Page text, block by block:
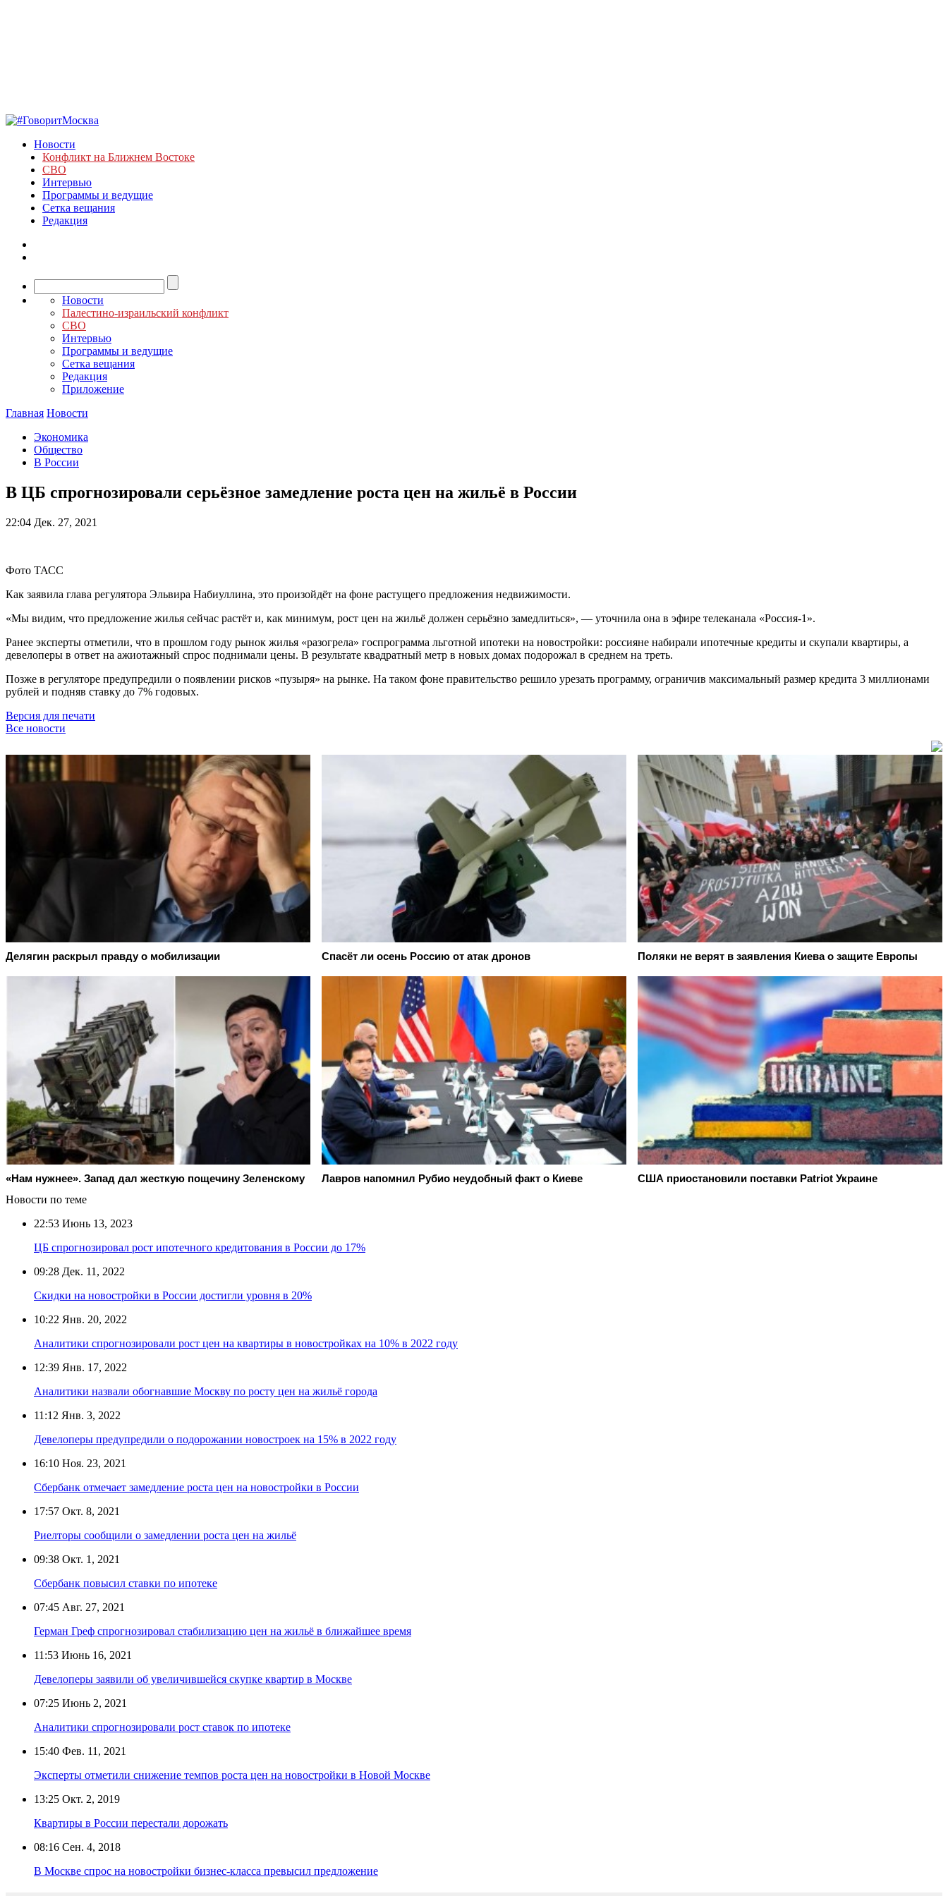
Новости
Конфликт на Ближнем Востоке
СВО
Интервью
Программы и ведущие
Сетка вещания
Редакция
Новости
Палестино-израильский конфликт
СВО
Интервью
Программы и ведущие
Сетка вещания
Редакция
Приложение
Главная Новости
Экономика
Общество
В России
В ЦБ спрогнозировали серьёзное замедление роста цен на жильё в России
22:04 Дек. 27, 2021
Фото ТАСС
Как заявила глава регулятора Эльвира Набиуллина, это произойдёт на фоне растущего предложения недвижимости.
«Мы видим, что предложение жилья сейчас растёт и, как минимум, рост цен на жильё должен серьёзно замедлиться», — уточнила она в эфире телеканала «Россия-1».
Ранее эксперты отметили, что в прошлом году рынок жилья «разогрела» госпрограмма льготной ипотеки на новостройки: россияне набирали ипотечные кредиты и скупали квартиры, а
девелоперы в ответ на ажиотажный спрос поднимали цены. В результате квадратный метр в новых домах подорожал в среднем на треть.
Позже в регуляторе предупредили о появлении рисков «пузыря» на рынке. На таком фоне правительство решило урезать программу, ограничив максимальный размер кредита 3 миллионами
рублей и подняв ставку до 7% годовых.
Версия для печати
Все новости
Делягин раскрыл правду о мобилизации Спасёт ли осень Россию от атак дронов Поляки не верят в заявления Киева о защите Европы
«Нам нужнее». Запад дал жесткую пощечину Зеленскому Лавров напомнил Рубио неудобный факт о Киеве
США приостановили поставки Patriot Украине
Новости по теме
22:53 Июнь 13, 2023
ЦБ спрогнозировал рост ипотечного кредитования в России до 17%
09:28 Дек. 11, 2022
Скидки на новостройки в России достигли уровня в 20%
10:22 Янв. 20, 2022
Аналитики спрогнозировали рост цен на квартиры в новостройках на 10% в 2022 году
12:39 Янв. 17, 2022
Аналитики назвали обогнавшие Москву по росту цен на жильё города
11:12 Янв. 3, 2022
Девелоперы предупредили о подорожании новостроек на 15% в 2022 году
16:10 Ноя. 23, 2021
Сбербанк отмечает замедление роста цен на новостройки в России
17:57 Окт. 8, 2021
Риелторы сообщили о замедлении роста цен на жильё
09:38 Окт. 1, 2021
Сбербанк повысил ставки по ипотеке
07:45 Авг. 27, 2021
Герман Греф спрогнозировал стабилизацию цен на жильё в ближайшее время
11:53 Июнь 16, 2021
Девелоперы заявили об увеличившейся скупке квартир в Москве
07:25 Июнь 2, 2021
Аналитики спрогнозировали рост ставок по ипотеке
15:40 Фев. 11, 2021
Эксперты отметили снижение темпов роста цен на новостройки в Новой Москве
13:25 Окт. 2, 2019
Квартиры в России перестали дорожать
08:16 Сен. 4, 2018
В Москве спрос на новостройки бизнес-класса превысил предложение